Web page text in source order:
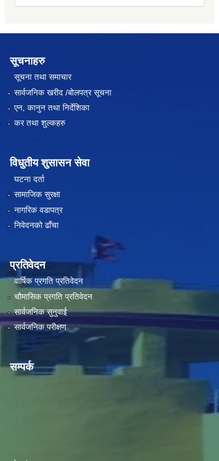
सूचनाहरु
सूचना तथा समाचार
सार्वजनिक खरीद /बोलपत्र सूचना
एन, कानुन तथा निर्देशिका
कर तथा शुल्कहरु
विधुतीय शुसासन सेवा
घटना दर्ता
सामाजिक सुरक्षा
नागरिक वडापत्र
निवेदनको ढाँचा
प्रतिवेदन
वार्षिक प्रगति प्रतिवेदन
चौमासिक प्रगति प्रतिवेदन
सार्वजनिक सुनुवाई
सार्वजनिक परीक्षण
सम्पर्क